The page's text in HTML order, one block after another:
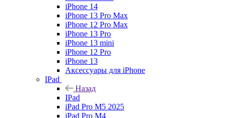
iPhone 14
iPhone 13 Pro Max
iPhone 12 Pro Max
iPhone 13 Pro
iPhone 13 mini
iPhone 12 Pro
iPhone 13
Аксессуары для iPhone
IPad
Назад
IPad
iPad Pro M5 2025
iPad Pro M4